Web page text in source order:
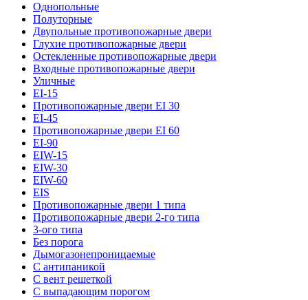
Однопольные
Полуторные
Двупольные противопожарные двери
Глухие противопожарные двери
Остекленные противопожарные двери
Входные противопожарные двери
Уличные
EI-15
Противопожарные двери EI 30
EI-45
Противопожарные двери EI 60
EI-90
EIW-15
EIW-30
EIW-60
EIS
Противопожарные двери 1 типа
Противопожарные двери 2-го типа
3-ого типа
Без порога
Дымогазонепроницаемые
С антипаникой
С вент решеткой
С выпадающим порогом